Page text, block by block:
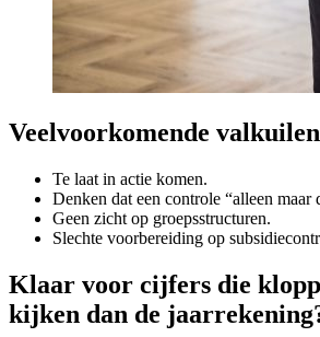
Veelvoorkomende
Te laat in actie komen.
Denken dat een controle “alleen maar
Geen zicht op groepsstructuren.
Slechte voorbereiding op
Klaar voor cijfers die
kijken dan de